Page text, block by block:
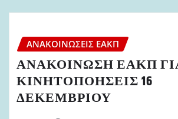
ΑΝΑΚΟΙΝΏΣΕΙΣ ΕΑΚΠ
ΑΝΑΚΟΙΝΩΣΗ ΕΑΚΠ
ΚΙΝΗΤΟΠΟΗΣΕΙΣ 16
ΔΕΚΕΜΒΡΙΟΥ